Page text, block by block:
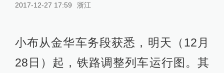
2017-12-27 17:59 浙江
小布从金华车务段获悉，明天（12月
28日）起，铁路调整列车运行图。其